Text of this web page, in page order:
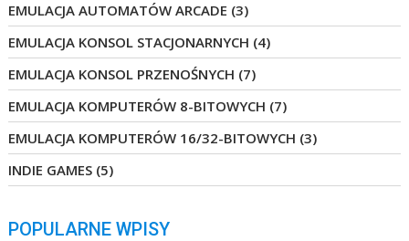
EMULACJA AUTOMATÓW ARCADE (3)
EMULACJA KONSOL STACJONARNYCH (4)
EMULACJA KONSOL PRZENOŚNYCH (7)
EMULACJA KOMPUTERÓW 8-BITOWYCH (7)
EMULACJA KOMPUTERÓW 16/32-BITOWYCH (3)
INDIE GAMES (5)
POPULARNE WPISY